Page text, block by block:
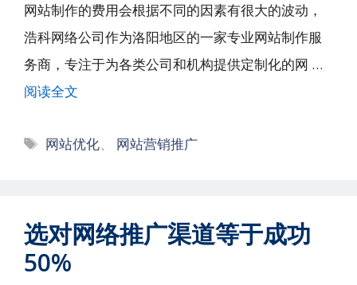
网站制作的费用会根据不同的因素有很大的波动，
浩科网络公司作为洛阳地区的一家专业网站制作服
务商，专注于为各类公司和机构提供定制化的网 …
阅读全文
标
网站优化、 网站营销推广
选对网络推广渠道等于成功
50%